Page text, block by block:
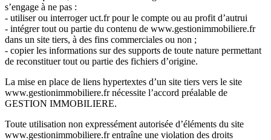
s’engage à ne pas :
- utiliser ou interroger uct.fr pour le compte ou au profit d’autrui
- intégrer tout ou partie du contenu de www.gestionimmobiliere.fr
dans un site tiers, à des fins commerciales ou non ;
- copier les informations sur des supports de toute nature permettant
de reconstituer tout ou partie des fichiers d’origine.
La mise en place de liens hypertextes d’un site tiers vers le site
www.gestionimmobiliere.fr nécessite l’accord préalable de
GESTION IMMOBILIERE.
Toute utilisation non expressément autorisée d’éléments du site
www.gestionimmobiliere.fr entraîne une violation des droits